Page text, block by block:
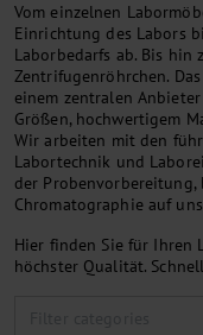
Vom einzelnen
Einrichtung des Labors
Laborbedarfs ab. Bis hin
Zentrifugenröhrchen.
einem zentralen
Größen, hochwertigem
Wir arbeiten mit den
Labortechnik und
der
Chromatographie auf
Hier finden Sie für Ihren
höchster Qualität.